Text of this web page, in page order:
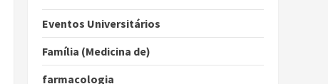
Eventos Universitários
Família (Medicina de)
farmacologia